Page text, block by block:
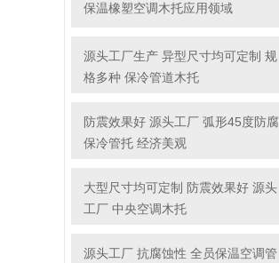
保温橡塑空调木托应用领域
源头工厂生产 异型尺寸均可定制 规
格多种 保冷管道木托
防震效果好 源头工厂 弧形45度防腐
保冷管托 经济美观
大型尺寸均可定制 防震效果好 源头
工厂 中央空调木托
源头工厂 抗腐蚀性 全员保温空调管